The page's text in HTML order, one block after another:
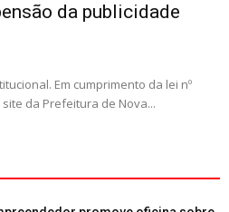
da publicidade
Em cumprimento da lei nº
da Prefeitura de Nova...